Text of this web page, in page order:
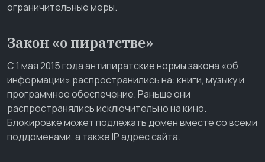
ограничительные меры.
Закон «о пиратстве»
С 1 мая 2015 года антипиратские нормы закона «об
информации» распространились на: книги, музыку и
программное обеспечение. Раньше они
распространялись исключительно на кино.
Блокировке может подлежать домен вместе со всеми
поддоменами, а также IP адрес сайта.